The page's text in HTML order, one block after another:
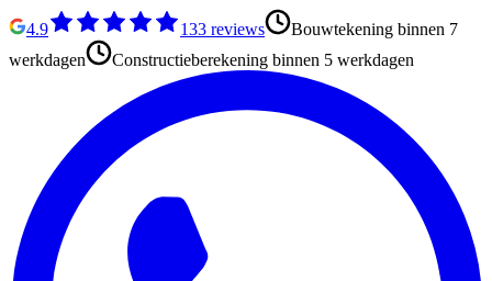
4.9 133 reviews
Bouwtekening binnen 7
werkdagen
Constructieberekening binnen 5 werkdagen